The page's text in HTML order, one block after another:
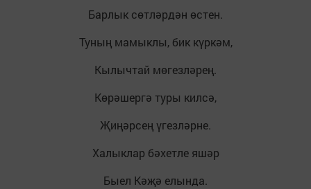
Барлык сөтләрдән өстен.
Туның мамыклы, бик күркәм,
Кылычтай мөгезләрең.
Көрәшергә туры килсә,
Җиңәрсең үгезләрне.
Халыклар бәхетле яшәр
Быел Кәҗә елында.